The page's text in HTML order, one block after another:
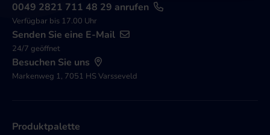
0049 2821 711 48 29 anrufen
Verfügbar bis 17.00 Uhr
Senden Sie eine E-Mail
24/7 geöffnet
Besuchen Sie uns
Markenweg 1, 7051 HS Varsseveld
Produktpalette